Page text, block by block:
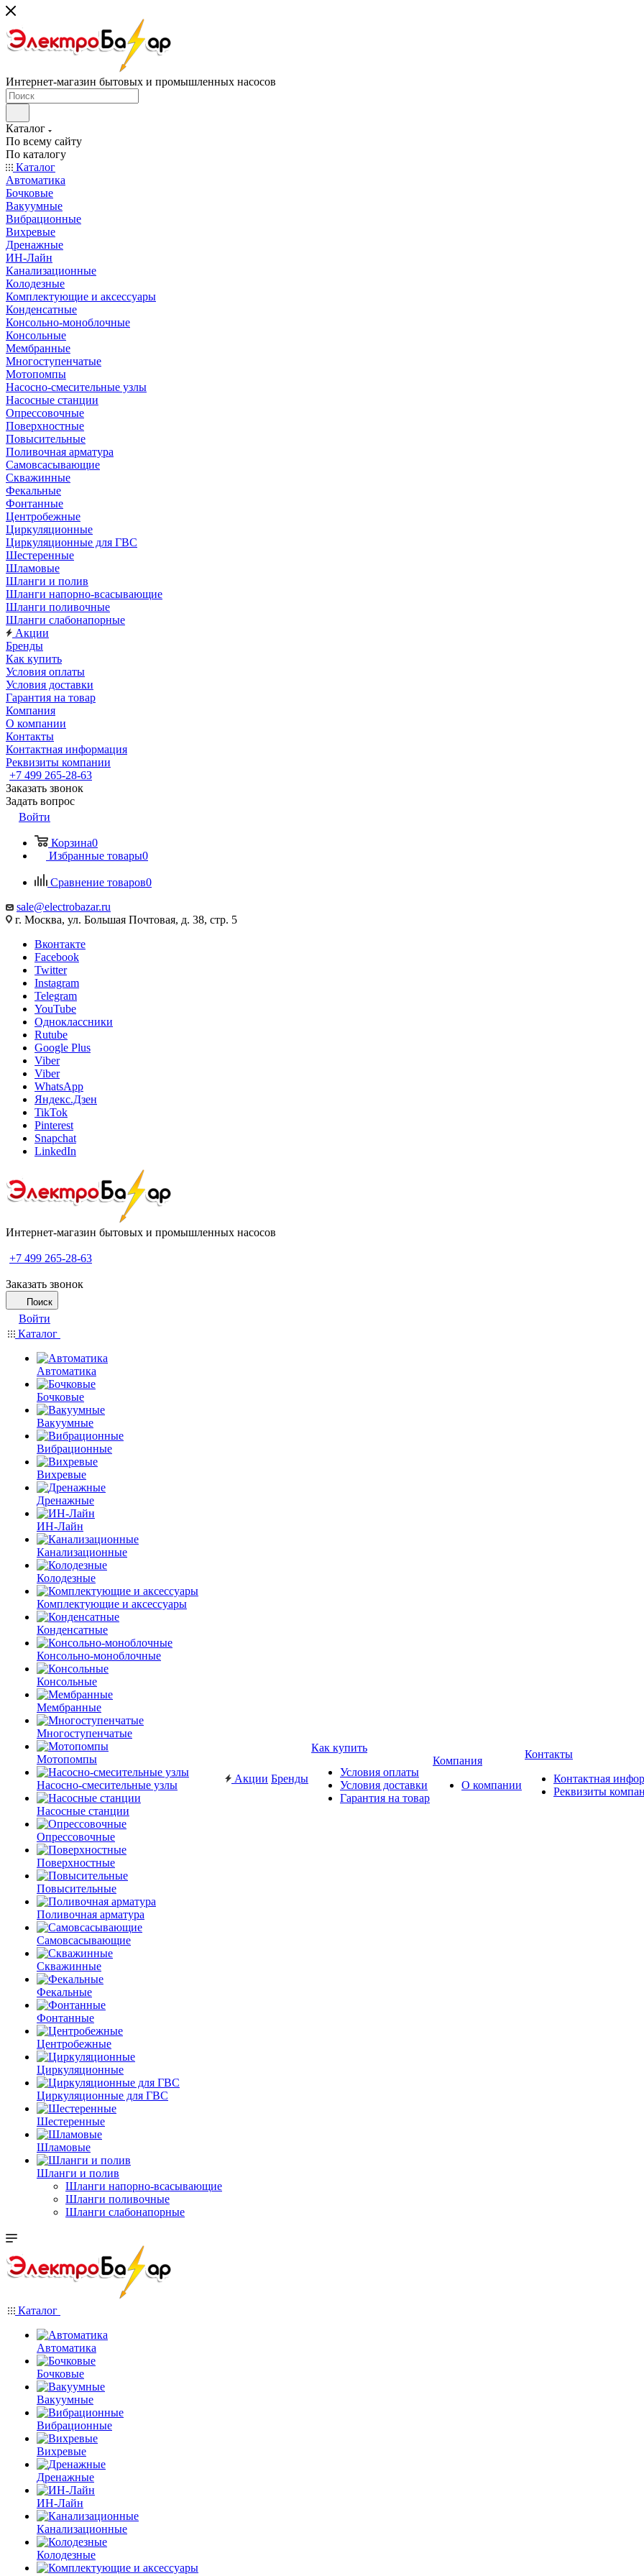
Интернет-магазин бытовых и промышленных насосов
Каталог
По всему сайту
По каталогу
Каталог
Автоматика
Бочковые
Вакуумные
Вибрационные
Вихревые
Дренажные
ИН-Лайн
Канализационные
Колодезные
Комплектующие и аксессуары
Конденсатные
Консольно-моноблочные
Консольные
Мембранные
Многоступенчатые
Мотопомпы
Насосно-смесительные узлы
Насосные станции
Опрессовочные
Поверхностные
Повысительные
Поливочная арматура
Самовсасывающие
Скважинные
Фекальные
Фонтанные
Центробежные
Циркуляционные
Циркуляционные для ГВС
Шестеренные
Шламовые
Шланги и полив
Шланги напорно-всасывающие
Шланги поливочные
Шланги слабонапорные
Акции
Бренды
Как купить
Условия оплаты
Условия доставки
Гарантия на товар
Компания
О компании
Контакты
Контактная информация
Реквизиты компании
+7 499 265-28-63
Заказать звонок
Задать вопрос
Войти
Корзина0
Избранные товары0
Сравнение товаров0
sale@electrobazar.ru
г. Москва, ул. Большая Почтовая, д. 38, стр. 5
Вконтакте
Facebook
Twitter
Instagram
Telegram
YouTube
Одноклассники
Rutube
Google Plus
Viber
Viber
WhatsApp
Яндекс.Дзен
TikTok
Pinterest
Snapchat
LinkedIn
Интернет-магазин бытовых и промышленных насосов
+7 499 265-28-63
Заказать звонок
Поиск
Войти
Каталог
Автоматика
Бочковые
Вакуумные
Вибрационные
Вихревые
Дренажные
ИН-Лайн
Канализационные
Колодезные
Комплектующие и аксессуары
Конденсатные
Консольно-моноблочные
Консольные
Мембранные
Многоступенчатые
Мотопомпы
Насосно-смесительные узлы
Насосные станции
Опрессовочные
Поверхностные
Повысительные
Поливочная арматура
Самовсасывающие
Скважинные
Фекальные
Фонтанные
Центробежные
Циркуляционные
Циркуляционные для ГВС
Шестеренные
Шламовые
Шланги и полив
Шланги напорно-всасывающие
Шланги поливочные
Шланги слабонапорные
Акции Бренды
Как купить
Условия оплаты
Условия доставки
Гарантия на товар
Компания
О компании
Контакты
Контактная
Реквизиты
Каталог
Автоматика
Бочковые
Вакуумные
Вибрационные
Вихревые
Дренажные
ИН-Лайн
Канализационные
Колодезные